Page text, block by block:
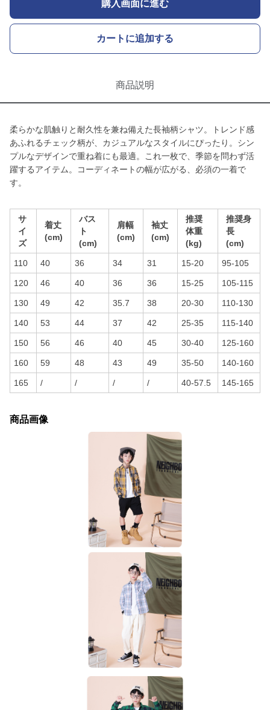
購入画面に進む
カートに追加する
商品説明
柔らかな肌触りと耐久性を兼ね備えた長袖柄シャツ。トレンド感
あふれるチェック柄が、カジュアルなスタイルにぴったり。シン
プルなデザインで重ね着にも最適。これ一枚で、季節を問わず活
躍するアイテム。コーディネートの幅が広がる、必須の一着で
す。
サ
イ
ズ
着丈
(cm)
バス
ト
(cm)
肩幅
(cm)
袖丈
(cm)
推奨
体重
(kg)
推奨身
長
(cm)
110 40 36 34 31 15-20 95-105
120 46 40 36 36 15-25 105-115
130 49 42 35.7 38 20-30 110-130
140 53 44 37 42 25-35 115-140
150 56 46 40 45 30-40 125-160
160 59 48 43 49 35-50 140-160
165 / / / / 40-57.5 145-165
商品画像